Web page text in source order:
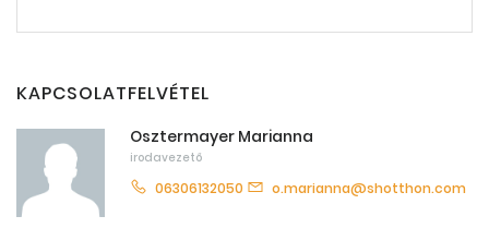
KAPCSOLATFELVÉTEL
Osztermayer Marianna
irodavezető
06306132050 o.marianna@shotthon.com